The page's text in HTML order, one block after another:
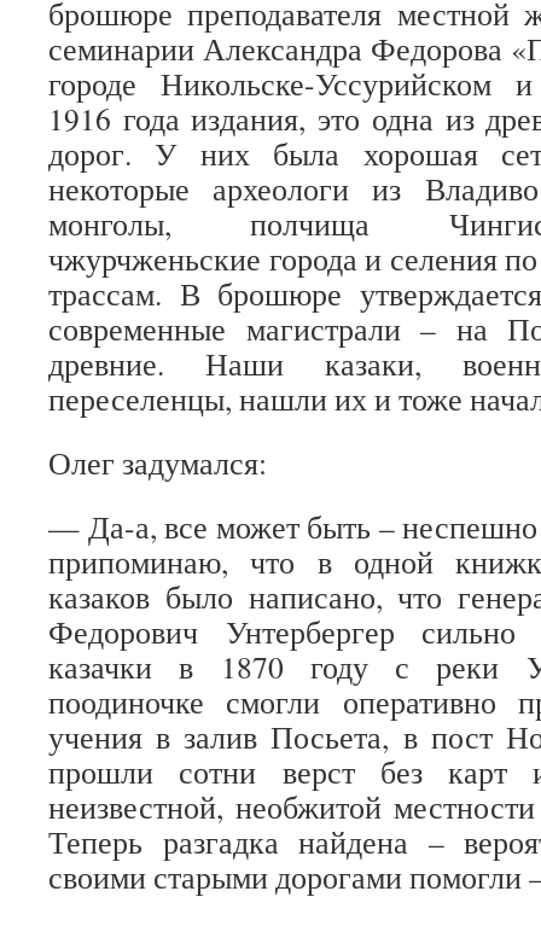
брошюре преподавателя местной
семинарии Александра Федорова
городе Никольске-Уссурийском
1916 года издания, это одна из
дорог. У них была хорошая
некоторые археологи из
монголы, полчища
чжурчженьские города и селения
трассам. В брошюре
современные магистрали – на
древние. Наши казаки,
переселенцы, нашли их и тоже
Олег задумался:
— Да-а, все может быть –
припоминаю, что в одной
казаков было написано, что
Федорович Унтербергер
казачки в 1870 году с реки
поодиночке смогли оперативно
учения в залив Посьета, в пост
прошли сотни верст без карт
неизвестной, необжитой
Теперь разгадка найдена –
своими старыми дорогами помогли